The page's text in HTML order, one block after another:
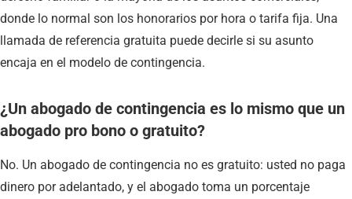
donde lo normal son los honorarios por hora o tarifa fija. Una
llamada de referencia gratuita puede decirle si su asunto
encaja en el modelo de contingencia.
¿Un abogado de contingencia es lo mismo que un
abogado pro bono o gratuito?
No. Un abogado de contingencia no es gratuito: usted no paga
dinero por adelantado, y el abogado toma un porcentaje